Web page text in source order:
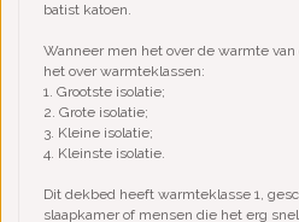
batist katoen.
Wanneer men het over de warmte
het over warmteklassen:
1. Grootste isolatie;
2. Grote isolatie;
3. Kleine isolatie;
4. Kleinste isolatie.
Dit dekbed heeft warmteklasse 1,
slaapkamer of mensen die het erg